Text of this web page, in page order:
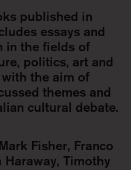
published in
essays and
in the fields of
politics, art and
the aim of
themes and
cultural debate.
Fisher, Franco
Haraway, Timothy